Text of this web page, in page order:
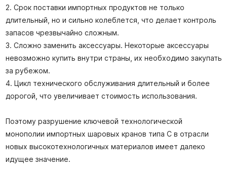
2. Срок поставки импортных продуктов не только
длительный, но и сильно колеблется, что делает контроль
запасов чрезвычайно сложным.
3. Сложно заменить аксессуары. Некоторые аксессуары
невозможно купить внутри страны, их необходимо закупать
за рубежом.
4. Цикл технического обслуживания длительный и более
дорогой, что увеличивает стоимость использования.
Поэтому разрушение ключевой технологической
монополии импортных шаровых кранов типа C в отрасли
новых высокотехнологичных материалов имеет далеко
идущее значение.